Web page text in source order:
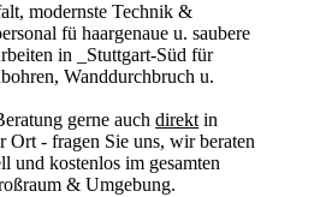
modernste Technik &
fü haargenaue u. saubere
in _Stuttgart-Süd für
Wanddurchbruch u.
gerne auchdirekt in
Ort - fragen Sie uns, wir beraten
und kostenlos im gesamten
& Umgebung.